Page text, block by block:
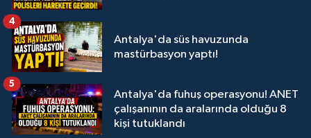
Antalya'da süs havuzunda
mastürbasyon yaptı!
4
Antalya'da fuhuş operasyonu! ANET
çalışanının da aralarında olduğu 8
kişi tutuklandı
5